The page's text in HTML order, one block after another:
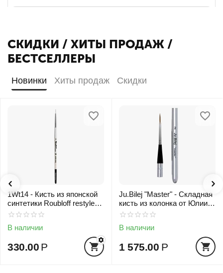
СКИДКИ / ХИТЫ ПРОДАЖ /
БЕСТСЕЛЛЕРЫ
Новинки Хиты продаж Скидки
1Wt14 - Кисть из японской
синтетики Roubloff restyle
White toray
В наличии
330.00 Р
Ju.Bilej "Master" - Складная
кисть из колонка от Юлии
Билей №2
В наличии
1 575.00 Р